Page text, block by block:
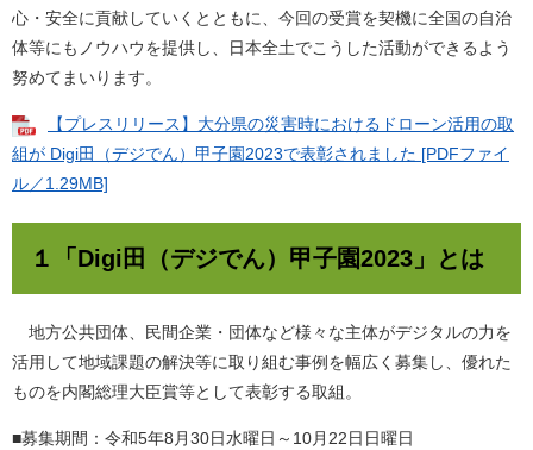
心・安全に貢献していくとともに、今回の受賞を契機に全国の自治
体等にもノウハウを提供し、日本全土でこうした活動ができるよう
努めてまいります。
【プレスリリース】大分県の災害時におけるドローン活用の取
組が Digi田（デジでん）甲子園2023で表彰されました [PDFファイ
ル／1.29MB]
１「Digi田（デジでん）甲子園2023」とは
​ 地方公共団体、民間企業・団体など様々な主体がデジタルの力を
活用して地域課題の解決等に取り組む事例を幅広く募集し、優れた
ものを内閣総理大臣賞等として表彰する取組。
■募集期間：令和5年8月30日水曜日～10月22日日曜日